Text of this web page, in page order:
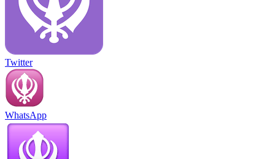
Twitter
WhatsApp